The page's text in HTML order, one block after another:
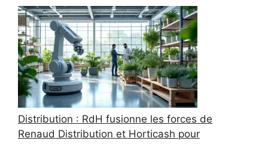
Distribution : RdH fusionne les forces de
Renaud Distribution et Horticash pour